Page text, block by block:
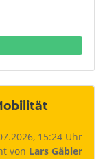
15:24 Uhr
von Lars Gäbler